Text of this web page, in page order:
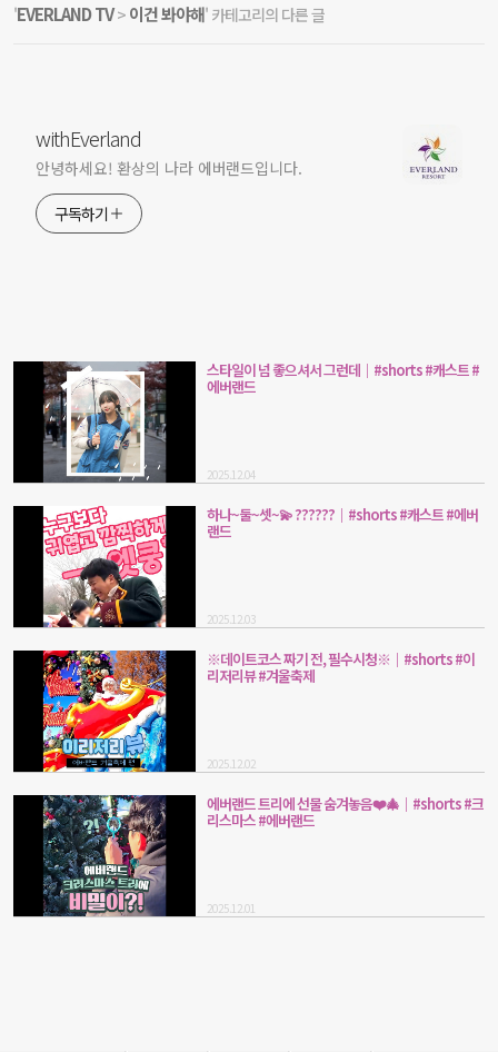
'EVERLAND TV> 이건 봐야해' 카테고리의 다른 글
withEverland
안녕하세요! 환상의 나라 에버랜드입니다.
구독하기
스타일이 넘 좋으셔서 그런데｜#shorts #캐스트 #
에버랜드
2025.12.04
하나~둘~셋~💫 ??????｜#shorts #캐스트 #에버
랜드
2025.12.03
※데이트코스 짜기 전, 필수시청※｜#shorts #이
리저리뷰 #겨울축제
2025.12.02
에버랜드 트리에 선물 숨겨놓음❤️🎄｜#shorts #크
리스마스 #에버랜드
2025.12.01